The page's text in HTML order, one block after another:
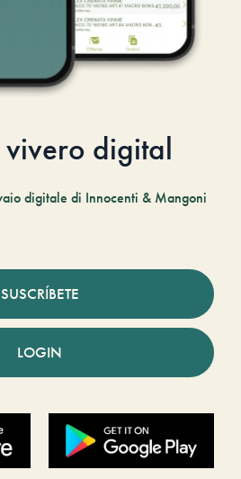
vivero digital
digitale di Innocenti & Mangoni
SUSCRÍBETE
LOGIN